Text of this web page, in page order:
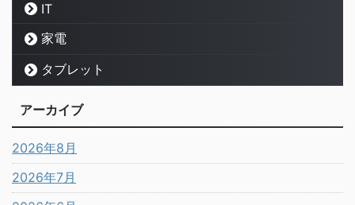
IT
家電
タブレット
アーカイブ
2026年8月
2026年7月